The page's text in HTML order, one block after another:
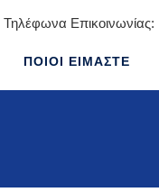
Τηλέφωνα Επικοινωνίας:
ΠΟΙΟΙ ΕΙΜΑΣΤΕ